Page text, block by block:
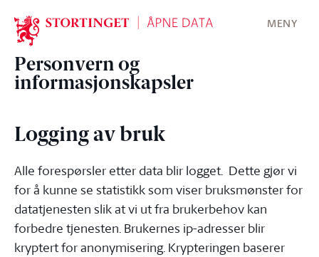
Stortinget.no
MENY
Personvern og
informasjonskapsler
Logging av bruk
Alle forespørsler etter data blir logget. Dette gjør vi
for å kunne se statistikk som viser bruksmønster for
datatjenesten slik at vi ut fra brukerbehov kan
forbedre tjenesten. Brukernes ip-adresser blir
kryptert for anonymisering. Krypteringen baserer